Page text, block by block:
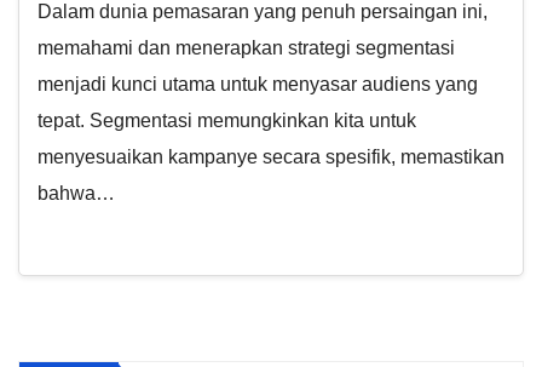
Dalam dunia pemasaran yang penuh persaingan ini,
memahami dan menerapkan strategi segmentasi
menjadi kunci utama untuk menyasar audiens yang
tepat. Segmentasi memungkinkan kita untuk
menyesuaikan kampanye secara spesifik, memastikan
bahwa…